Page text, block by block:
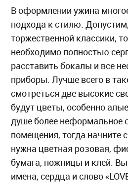
В оформлении ужина
подхода к стилю.
торжественной классики,
необходимо полностью
расставить бокалы и все
приборы. Лучше всего в
смотреться две высокие
будут цветы, особенно
душе более неформальное
помещения, тогда начните
нужна цветная розовая,
бумага, ножницы и клей.
имена, сердца и слово